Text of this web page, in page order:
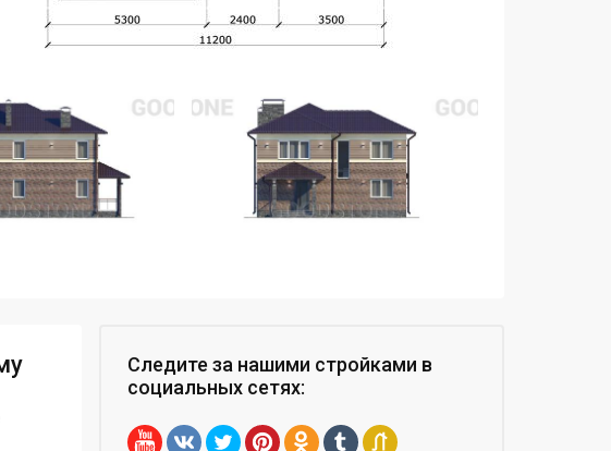
Следите за нашими стройками в
социальных сетях: